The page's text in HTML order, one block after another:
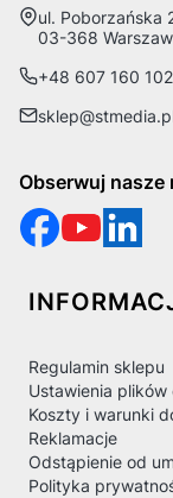
Adres:
ul. Poborzańska
03-368
+48 607 160 102
Obserwuj nasze
Linki w
Regulamin sklepu
Ustawienia plików
Koszty i warunki
Reklamacje
Odstąpienie od
Polityka